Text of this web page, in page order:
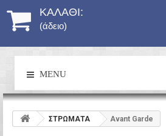
ΚΑΛΆΘΙ:
(άδειο)
MENU
ΣΤΡΩΜΑΤΑ Avant Garde